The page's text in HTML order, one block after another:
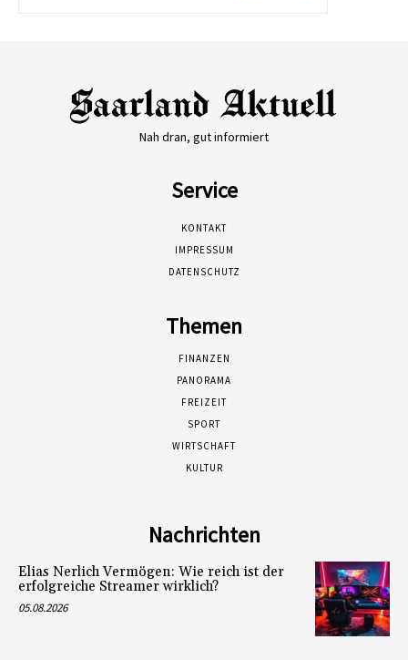
Nah dran, gut informiert
Service
KONTAKT
IMPRESSUM
DATENSCHUTZ
Themen
FINANZEN
PANORAMA
FREIZEIT
SPORT
WIRTSCHAFT
KULTUR
Nachrichten
Elias Nerlich Vermögen: Wie reich ist der
erfolgreiche Streamer wirklich?
05.08.2026